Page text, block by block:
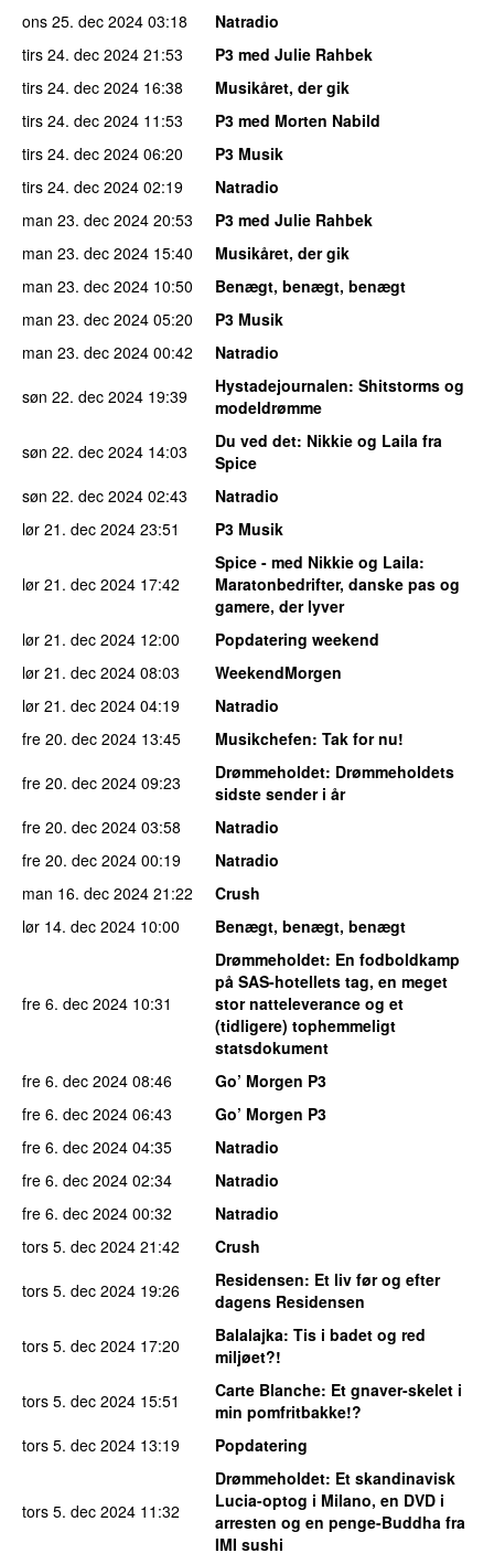
ons 25. dec 2024 03:18
Natradio
tirs 24. dec 2024 21:53
P3 med Julie Rahbek
tirs 24. dec 2024 16:38
Musikåret, der gik
tirs 24. dec 2024 11:53
P3 med Morten Nabild
tirs 24. dec 2024 06:20
P3 Musik
tirs 24. dec 2024 02:19
Natradio
man 23. dec 2024 20:53
P3 med Julie Rahbek
man 23. dec 2024 15:40
Musikåret, der gik
man 23. dec 2024 10:50
Benægt, benægt, benægt
man 23. dec 2024 05:20
P3 Musik
man 23. dec 2024 00:42
Natradio
søn 22. dec 2024 19:39 Hystadejournalen: Shitstorms og
modeldrømme
søn 22. dec 2024 14:03 Du ved det: Nikkie og Laila fra
Spice
søn 22. dec 2024 02:43
Natradio
lør 21. dec 2024 23:51 P3 Musik
lør 21. dec 2024 17:42
Spice - med Nikkie og Laila:
Maratonbedrifter, danske pas og
gamere, der lyver
lør 21. dec 2024 12:00
Popdatering weekend
lør 21. dec 2024 08:03
WeekendMorgen
lør 21. dec 2024 04:19
Natradio
fre 20. dec 2024 13:45 Musikchefen: Tak for nu!
fre 20. dec 2024 09:23 Drømmeholdet: Drømmeholdets
sidste sender i år
fre 20. dec 2024 03:58
Natradio
fre 20. dec 2024 00:19
Natradio
man 16. dec 2024 21:22
Crush
lør 14. dec 2024 10:00 Benægt, benægt, benægt
fre 6. dec 2024 10:31
Drømmeholdet: En fodboldkamp
på SAS-hotellets tag, en meget
stor natteleverance og et
(tidligere) tophemmeligt
statsdokument
fre 6. dec 2024 08:46
Go’ Morgen P3
fre 6. dec 2024 06:43
Go’ Morgen P3
fre 6. dec 2024 04:35
Natradio
fre 6. dec 2024 02:34
Natradio
fre 6. dec 2024 00:32
Natradio
tors 5. dec 2024 21:42
Crush
tors 5. dec 2024 19:26 Residensen: Et liv før og efter
dagens Residensen
tors 5. dec 2024 17:20 Balalajka: Tis i badet og red
miljøet?!
tors 5. dec 2024 15:51 Carte Blanche: Et gnaver-skelet i
min pomfritbakke!?
tors 5. dec 2024 13:19 Popdatering
tors 5. dec 2024 11:32
Drømmeholdet: Et skandinavisk
Lucia-optog i Milano, en DVD i
arresten og en penge-Buddha fra
IMI sushi